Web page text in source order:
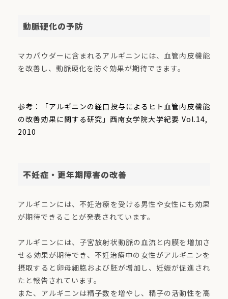
動脈硬化の予防
マカパウダーに含まれるアルギニンには、血管内皮機能
を改善し、動脈硬化を防ぐ効果が期待できます。
参考：「アルギニンの経口投与によるヒト血管内皮機能
の改善効果に関する研究」西南女学院大学紀要 Vol.14,
2010
不妊症・更年期障害の改善
アルギニンには、不妊治療を受ける男性や女性にも効果
が期待できることが発表されています。
アルギニンには、子宮放射状動脈の血流と内膜を増加さ
せる効果が期待でき、不妊治療中の女性がアルギニンを
摂取すると卵母細胞および胚が増加し、妊娠が促進され
たと報告されています。
また、アルギニンは精子数を増やし、精子の活動性を高